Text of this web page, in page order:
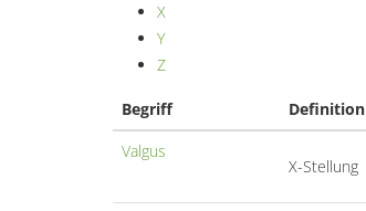
X
Y
Z
Begriff
Definition
Valgus
X-Stellung